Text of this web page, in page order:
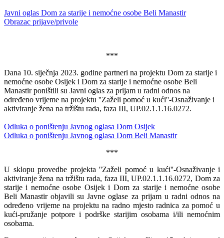
Javni oglas Dom za starije i nemoćne osobe Beli Manastir
Obrazac prijave/privole
***
Dana 10. siječnja 2023. godine partneri na projektu Dom za starije i
nemoćne osobe Osijek i Dom za starije i nemoćne osobe Beli
Manastir poništili su Javni oglas za prijam u radni odnos na
određeno vrijeme na projektu ''Zaželi pomoć u kući''-Osnaživanje i
aktiviranje žena na tržištu rada, faza III, UP.02.1.1.16.0272.
Odluka o poništenju Javnog oglasa Dom Osijek
Odluka o poništenju Javnog oglasa Dom Beli Manastir
***
U sklopu provedbe projekta ''Zaželi pomoć u kući''-Osnaživanje i
aktiviranje žena na tržištu rada, faza III, UP.02.1.1.16.0272, Dom za
starije i nemoćne osobe Osijek i Dom za starije i nemoćne osobe
Beli Manastir objavili su Javne oglase za prijam u radni odnos na
određeno vrijeme na projektu na radno mjesto radnica za pomoć u
kući-pružanje potpore i podrške starijim osobama i/ili nemoćnim
osobama.